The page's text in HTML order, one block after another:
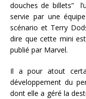
douches de billets”
servie par une
scénario et Terry
dire que cette mini
publié par Marvel.
Il a pour atout
développement du
dont elle a géré la